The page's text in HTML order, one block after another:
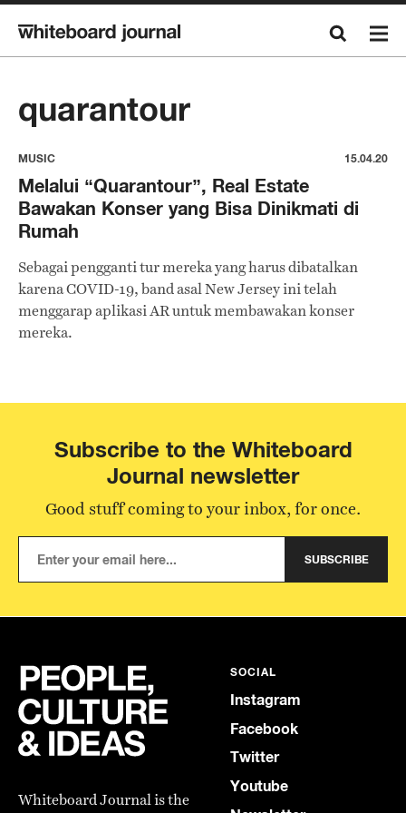
quarantour
MUSIC 15.04.20
Melalui “Quarantour”, Real Estate
Bawakan Konser yang Bisa Dinikmati di
Rumah
Sebagai pengganti tur mereka yang harus dibatalkan
karena COVID-19, band asal New Jersey ini telah
menggarap aplikasi AR untuk membawakan konser
mereka.
Subscribe to the Whiteboard
Journal newsletter
Good stuff coming to your inbox, for once.
SUBSCRIBE
Whiteboard Journal is the
SOCIAL
Instagram
Facebook
Twitter
Youtube